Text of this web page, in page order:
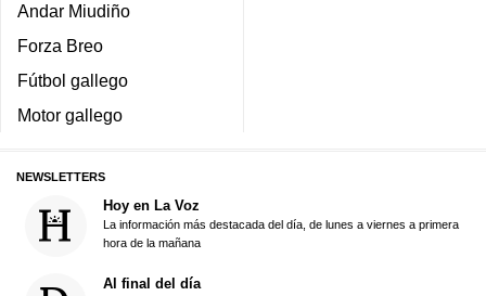
Andar Miudiño
Forza Breo
Fútbol gallego
Motor gallego
NEWSLETTERS
Hoy en La Voz
La información más destacada del día, de lunes a viernes a primera
hora de la mañana
Al final del día